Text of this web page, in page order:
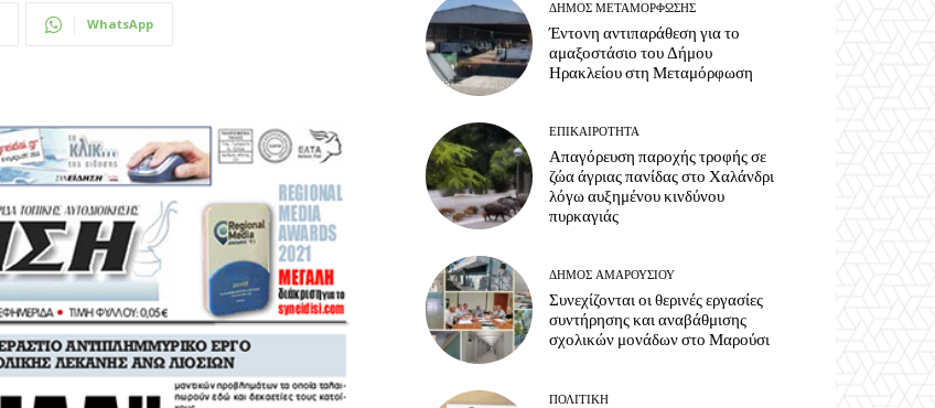
WhatsApp
ΔΉΜΟΣ ΜΕΤΑΜΌΡΦΩΣΗΣ
Έντονη αντιπαράθεση για το
αμαξοστάσιο του Δήμου
Ηρακλείου στη Μεταμόρφωση
ΕΠΙΚΑΙΡΌΤΗΤΑ
Απαγόρευση παροχής τροφής σε
ζώα άγριας πανίδας στο Χαλάνδρι
λόγω αυξημένου κινδύνου
πυρκαγιάς
ΔΉΜΟΣ ΑΜΑΡΟΥΣΊΟΥ
Συνεχίζονται οι θερινές εργασίες
συντήρησης και αναβάθμισης
σχολικών μονάδων στο Μαρούσι
ΠΟΛΙΤΙΚΉ